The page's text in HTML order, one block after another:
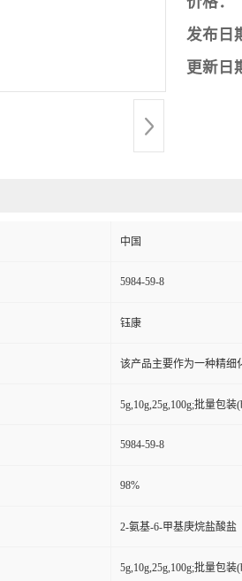
发布日
更新日
中国
5984-59-8
钰康
该产品主要作为一种精细
5g,10g,25g,100g;批量包装
5984-59-8
98%
2-氨基-6-甲基庚烷盐酸盐
5g,10g,25g,100g;批量包装